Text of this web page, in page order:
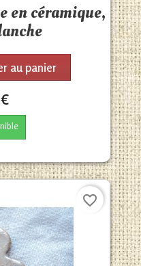
en céramique,
au panier
favorite_border